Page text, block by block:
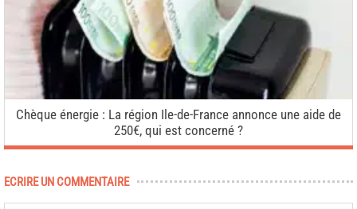
Chèque énergie : La région Ile-de-France annonce une aide de
250€, qui est concerné ?
ECRIRE UN COMMENTAIRE